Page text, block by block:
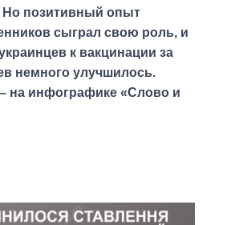
Но позитивный опыт
сыграл свою роль, и
к вакцинации за
немного улучшилось.
на инфографике «Слово и